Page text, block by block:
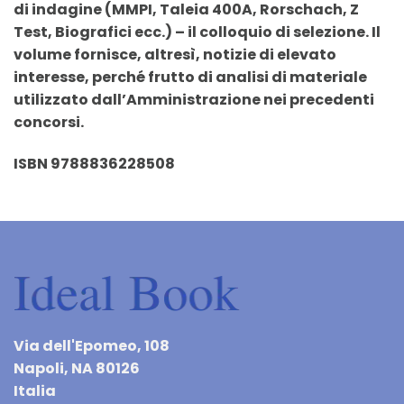
di indagine (MMPI, Taleia 400A, Rorschach, Z
Test, Biografici ecc.) – il colloquio di selezione. Il
volume fornisce, altresì, notizie di elevato
interesse, perché frutto di analisi di materiale
utilizzato dall’Amministrazione nei precedenti
concorsi.
ISBN 9788836228508
Via dell'Epomeo, 108
Napoli, NA 80126
Italia